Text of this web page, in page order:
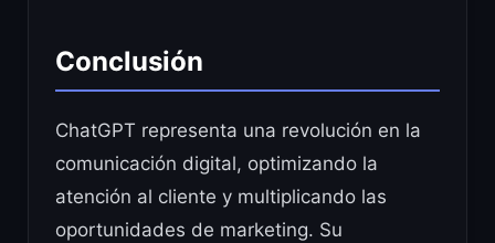
Conclusión
ChatGPT representa una revolución en la
comunicación digital, optimizando la
atención al cliente y multiplicando las
oportunidades de marketing. Su